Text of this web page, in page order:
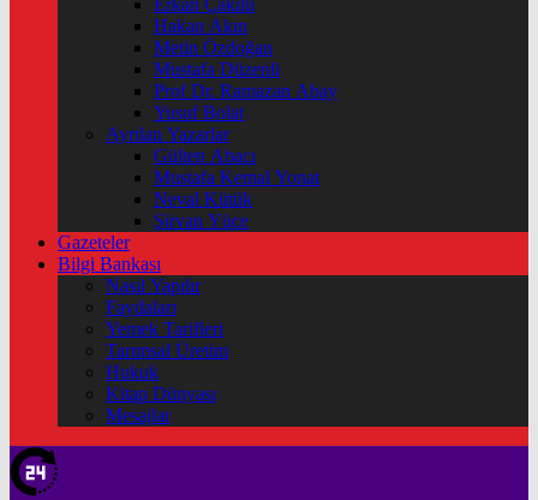
Erkan Çakıllı
Hakan Akın
Metin Özdoğan
Mustafa Düzenli
Prof Dr. Ramazan Abay
Yusuf Bolat
Ayrılan Yazarlar
Gülten Abacı
Mustafa Kemal Yonat
Neval Kütük
Şirvan Yüce
Gazeteler
Bilgi Bankası
Nasıl Yapılır
Faydaları
Yemek Tarifleri
Tarımsal Üretim
Hukuk
Kitap Dünyası
Mesajlar